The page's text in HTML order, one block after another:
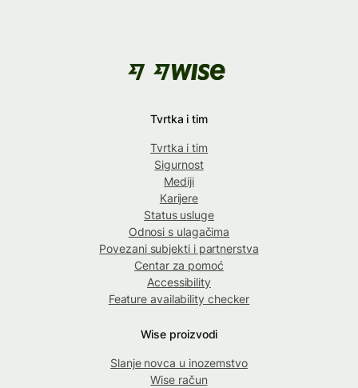
Tvrtka i tim
Tvrtka i tim
Sigurnost
Mediji
Karijere
Status usluge
Odnosi s ulagačima
Povezani subjekti i partnerstva
Centar za pomoć
Accessibility
Feature availability checker
Wise proizvodi
Slanje novca u inozemstvo
Wise račun